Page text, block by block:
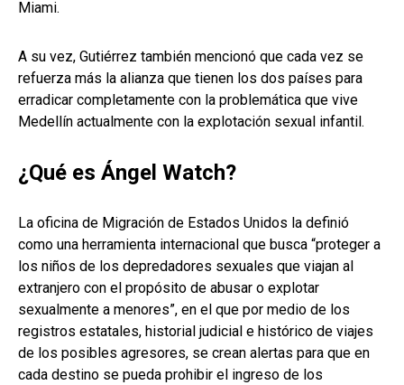
Miami.
A su vez, Gutiérrez también mencionó que cada vez se
refuerza más la alianza que tienen los dos países para
erradicar completamente con la problemática que vive
Medellín actualmente con la explotación sexual infantil.
¿Qué es Ángel Watch?
La oficina de Migración de Estados Unidos la definió
como una herramienta internacional que busca “proteger a
los niños de los depredadores sexuales que viajan al
extranjero con el propósito de abusar o explotar
sexualmente a menores”, en el que por medio de los
registros estatales, historial judicial e histórico de viajes
de los posibles agresores, se crean alertas para que en
cada destino se pueda prohibir el ingreso de los